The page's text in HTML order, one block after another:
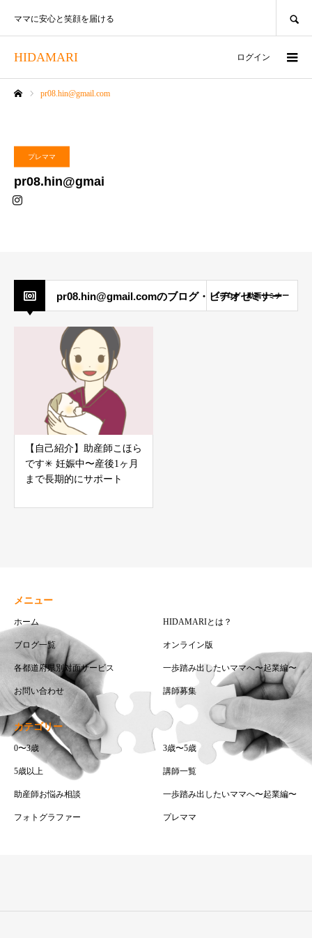
HIDAMARI
ママに安心と笑顔を届ける
ログイン
pr08.hin@gmail.com
プレママ
pr08.hin@gmail.com
pr08.hin@gmail.comのブログ・ビデオセミナー
1ブログ・動画セミナー
【自己紹介】助産師こほら
です✳︎ 妊娠中〜産後1ヶ月
まで長期的にサポート
メニュー
ホーム HIDAMARIとは？
ブログ一覧 オンライン版
各都道府県別対面サービス 一歩踏み出したいママへ〜起業編〜
お問い合わせ 講師募集
カテゴリー
0〜3歳 3歳〜5歳
5歳以上 講師一覧
助産師お悩み相談 一歩踏み出したいママへ〜起業編〜
フォトグラファー プレママ